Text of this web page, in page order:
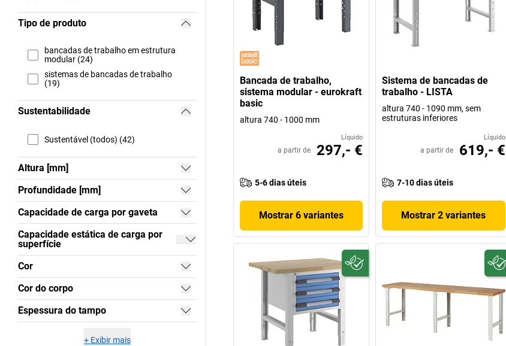
Tipo de produto
bancadas de trabalho em estrutura
modular (24)
sistemas de bancadas de trabalho
(19)
Sustentabilidade
Sustentável (todos) (42)
Altura [mm]
Profundidade [mm]
Capacidade de carga por gaveta
Capacidade estática de carga por
superfície
Cor
Cor do corpo
Espessura do tampo
+ Exibir mais
Bancada de trabalho,
sistema modular - eurokraft
basic
altura 740 - 1000 mm
Líquido
a partir de 297,- €
5-6 dias úteis
Mostrar 6 variantes
Sistema de bancadas de
trabalho - LISTA
altura 740 - 1090 mm, sem
estruturas inferiores
Líquido
a partir de 619,- €
7-10 dias úteis
Mostrar 2 variantes